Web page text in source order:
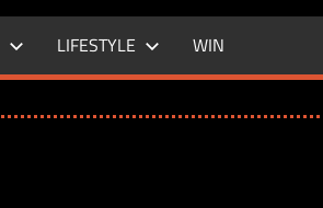
LIFESTYLE WIN